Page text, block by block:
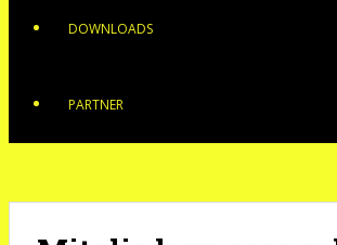
DOWNLOADS
PARTNER